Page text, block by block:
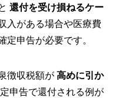
還付を受け損ねるケー
入がある場合や医療費
定申告が必要です。
徴収税額が高めに引か
申告で還付される例が